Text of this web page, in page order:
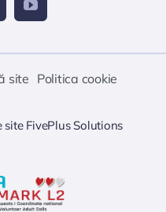
site Politica cookie
site FivePlus Solutions